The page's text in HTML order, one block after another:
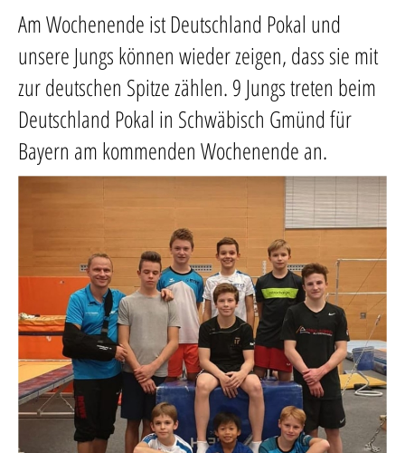
Am Wochenende ist Deutschland Pokal und
unsere Jungs können wieder zeigen, dass sie mit
zur deutschen Spitze zählen. 9 Jungs treten beim
Deutschland Pokal in Schwäbisch Gmünd für
Bayern am kommenden Wochenende an.